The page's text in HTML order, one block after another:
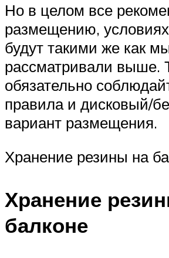
Но в целом все
размещению,
будут такими же как
рассматривали выше.
обязательно
правила и дисковый/
вариант размещения.
Хранение резины на
Хранение
балконе